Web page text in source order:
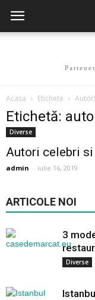
Acasa Etichete
Etichetă:
Diverse
Autori celebri
admin - iulie 16, 2019
ARTICOLE NOI
3
Diverse